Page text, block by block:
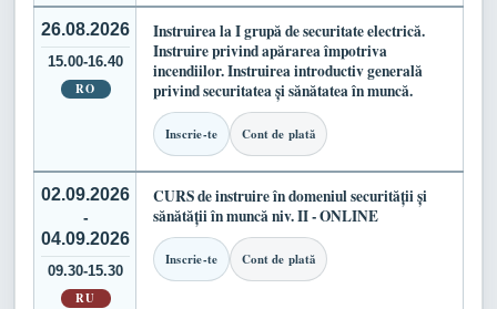
26.08.2026
15.00-16.40
RO
Instruirea la I grupă de securitate electrică.
Instruire privind apărarea împotriva
incendiilor. Instruirea introductiv generală
privind securitatea și sănătatea în muncă.
Inscrie-te Cont de plată
02.09.2026
-
04.09.2026
09.30-15.30
RU
CURS de instruire în domeniul securității și
sănătății în muncă niv. II - ONLINE
Inscrie-te Cont de plată